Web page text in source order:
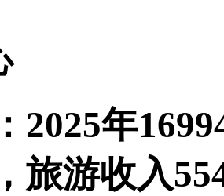
2025年
旅游收入